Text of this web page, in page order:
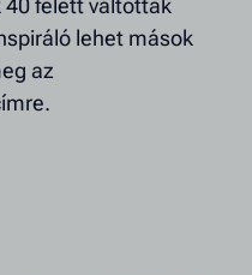
lehet mások
az